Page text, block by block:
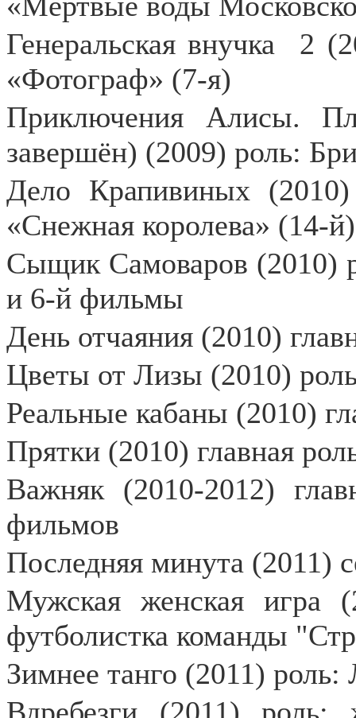
Генеральская внучка
2
«Фотограф» (7-я)
Приключения Алисы.
завершён) (2009) роль:
Дело Крапивиных
«Снежная королева» (14-й)
Сыщик Самоваров (2010)
и 6-й фильмы
День отчаяния (2010)
Цветы от Лизы (2010)
Реальные кабаны (2010)
Прятки (2010) главная
Важняк (2010-2012)
фильмов
Последняя минута (2011)
Мужская женская игра
футболистка команды
Зимнее танго (2011) роль: